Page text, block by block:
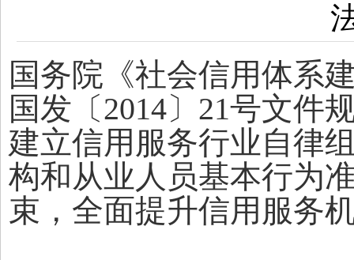
国务院《社会信用体系
国发〔2014〕21号文件
建立信用服务行业自律
构和从业人员基本行为
束，全面提升信用服务